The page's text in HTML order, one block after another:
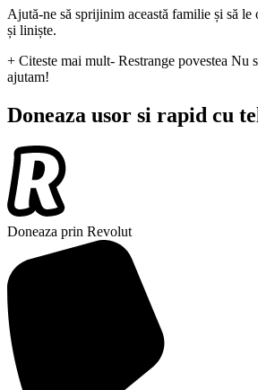
Ajută-ne să sprijinim această familie și să le
și liniște.
+ Citeste mai mult- Restrange povestea Nu
ajutam!
Doneaza usor si rapid cu
Doneaza prin Revolut